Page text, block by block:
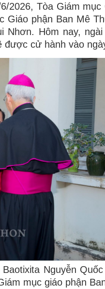
2026, Tòa Giám
Giáo phận Ban Mê
Nhơn. Hôm nay,
được cử hành vào
Nguyễn
mục giáo phận